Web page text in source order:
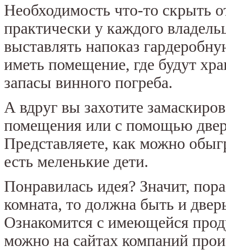
Необходимость что-то скрыть
практически у каждого
выставлять напоказ
иметь помещение, где будут
запасы винного погреба.
А вдруг вы захотите
помещения или с помощью
Представляете, как можно
есть меленькие дети.
Понравилась идея? Значит,
комната, то должна быть и
Ознакомится с имеющейся
можно на сайтах компаний